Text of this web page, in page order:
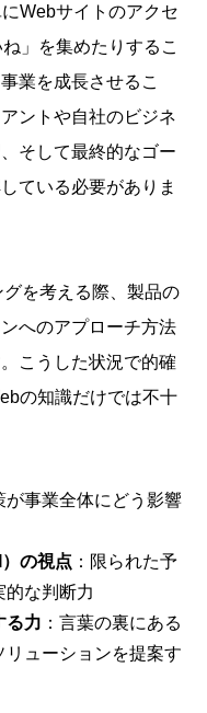
Webサイトのアクセ
」を集めたりするこ
業を成長させるこ
ントや自社のビジネ
そして最終的なゴー
ている必要がありま
を考える際、製品の
へのアプローチ方法
こうした状況で的確
の知識だけでは不十
が事業全体にどう影響
の視点 ：限られた予
的な判断力
る力 ：言葉の裏にある
ューションを提案す